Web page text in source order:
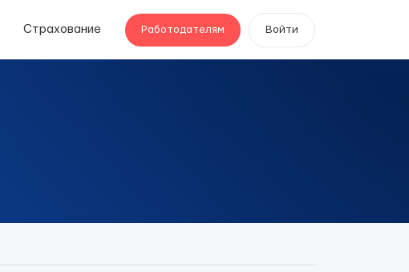
Страхование Работодателям Войти